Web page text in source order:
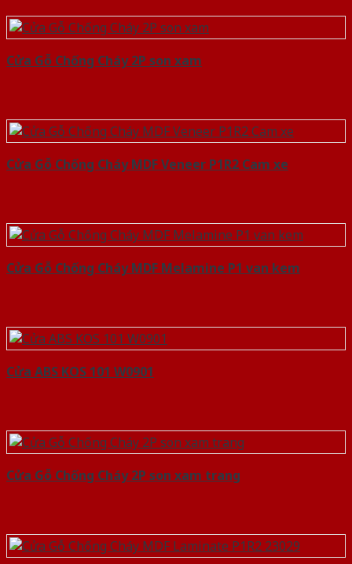
Cửa Gỗ Chống Cháy 2P son xam
Cửa Gỗ Chống Cháy MDF Veneer P1R2 Cam xe
Cửa Gỗ Chống Cháy MDF Melamine P1 van kem
Cửa ABS KOS 101 W0901
Cửa Gỗ Chống Cháy 2P son xam trang